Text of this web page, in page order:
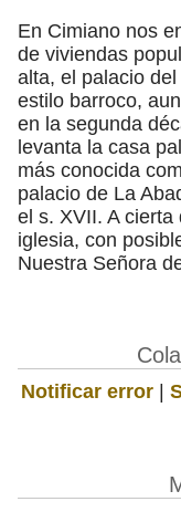
En Cimiano nos
de viviendas
alta, el palacio
estilo barroco,
en la segunda
levanta la casa
más conocida
palacio de La
el s. XVII. A
iglesia, con
Nuestra Señora
Notificar error |